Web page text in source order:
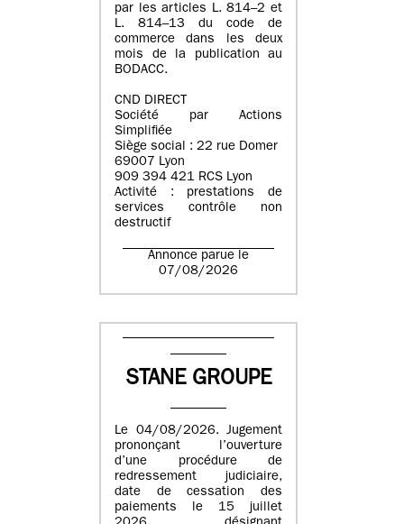
par les articles L. 814–2 et
L. 814–13 du code de
commerce dans les deux
mois de la publication au
BODACC.
CND DIRECT
Société par Actions
Simplifiée
Siège social : 22 rue Domer
69007 Lyon
909 394 421 RCS Lyon
Activité : prestations de
services contrôle non
destructif
Annonce parue le
07/08/2026
STANE GROUPE
Le 04/08/2026. Jugement
prononçant l’ouverture
d’une procédure de
redressement judiciaire,
date de cessation des
paiements le 15 juillet